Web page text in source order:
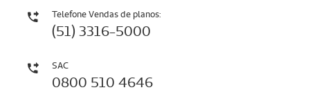
Telefone Vendas de planos:
(51) 3316-5000
SAC
0800 510 4646